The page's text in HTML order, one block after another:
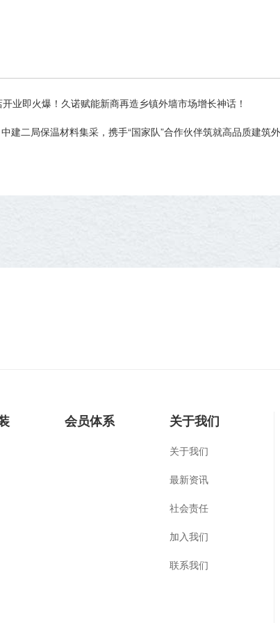
业即火爆！久诺赋能新商再造乡镇外墙市场增长神话！
建二局保温材料集采，携手“国家队”合作伙伴筑就高品质建筑
会员体系 关于我们
关于我们
最新资讯
社会责任
加入我们
联系我们